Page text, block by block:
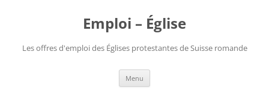
Emploi – Église
Les offres d'emploi des Églises protestantes de Suisse romande
Menu